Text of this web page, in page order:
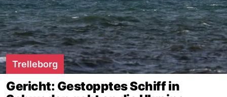
Trelleborg
Gericht: Gestopptes Schiff in